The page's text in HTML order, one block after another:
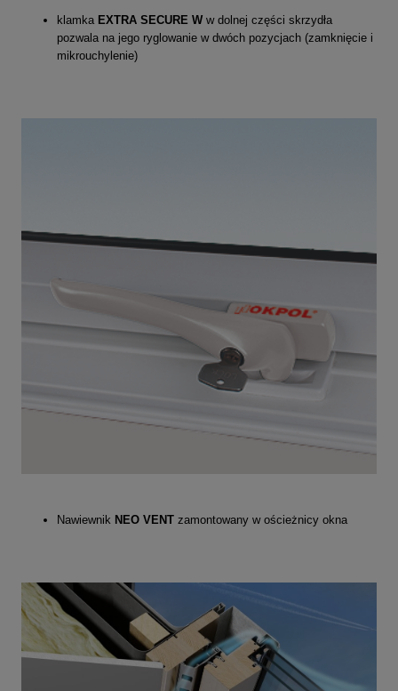
klamka EXTRA SECURE W w dolnej części skrzydła
pozwala na jego ryglowanie w dwóch pozycjach (zamknięcie i
mikrouchylenie)
Nawiewnik NEO VENT zamontowany w ościeżnicy okna